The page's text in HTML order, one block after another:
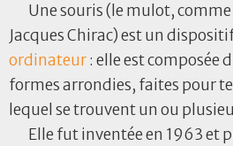
Une souris (le mulot,
Jacques Chirac) est un
ordinateur: elle est
formes arrondies, faites pour
lequel se trouvent un ou
Elle fut inventée en 1963 et